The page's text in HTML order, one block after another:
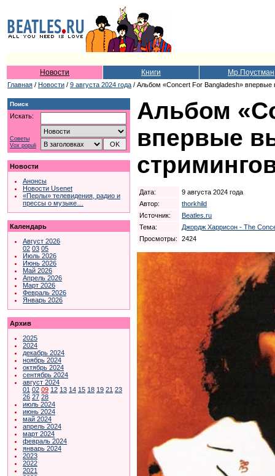
Новости Книги Мр.Поустман
Главная / Новости / 9 августа 2024 года / Альбом «Concert For Bangladesh» впервые
Поиск
Искать:
Советы
Vox populi
Новости
Анонсы
Новости Usenet
«Перлы» телевидения, радио и
прессы о музыке…
Календарь
Август 2026
02 03 05
Июль 2026
Июнь 2026
Май 2026
Апрель 2026
Март 2026
Февраль 2026
Январь 2026
Архив
2025
2024
декабрь 2024
ноябрь 2024
октябрь 2024
сентябрь 2024
август 2024
01 02 09 12 13 14 15 18 19 21 23
26 27 28
июль 2024
июнь 2024
май 2024
апрель 2024
март 2024
февраль 2024
январь 2024
2023
2022
2021
Альбом
впервые
Дата:
9 августа 2024 года
Автор:
thorkhild
Источник:
Beatles.ru
Тема:
Джордж Харрисон - The
Просмотры:
2424